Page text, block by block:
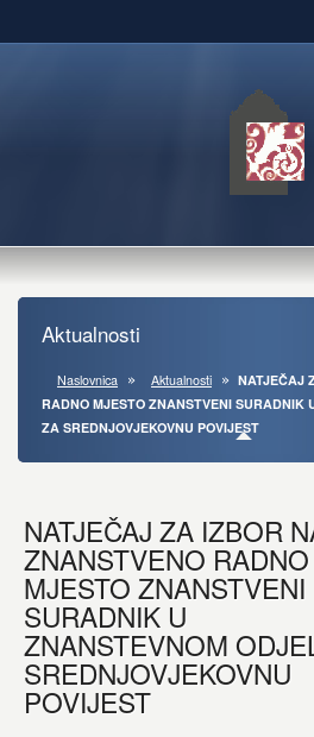
Aktualnosti
Naslovnica Aktualnosti
NATJEČAJ
RADNO MJESTO ZNANSTVENI SURADNIK
ZA SREDNJOVJEKOVNU POVIJEST
NATJEČAJ ZA IZBOR
ZNANSTVENO RADNO
MJESTO ZNANSTVENI
SURADNIK U
ZNANSTEVNOM
SREDNJOVJEKOVNU
POVIJEST